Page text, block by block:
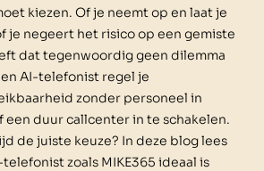
kiezen. Of je neemt op en laat je
je negeert het risico op een gemiste
dat tegenwoordig geen dilemma
AI-telefonist regel je
zonder personeel in
een duur callcenter in te schakelen.
de juiste keuze? In deze blog lees
zoals MIKE365 ideaal is